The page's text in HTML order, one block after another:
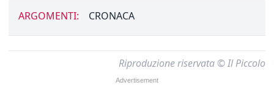
ARGOMENTI: CRONACA
Riproduzione riservata © Il Piccolo